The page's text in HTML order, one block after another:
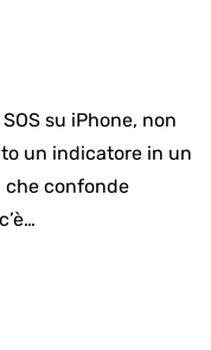
su iPhone, non
un indicatore in un
che confonde